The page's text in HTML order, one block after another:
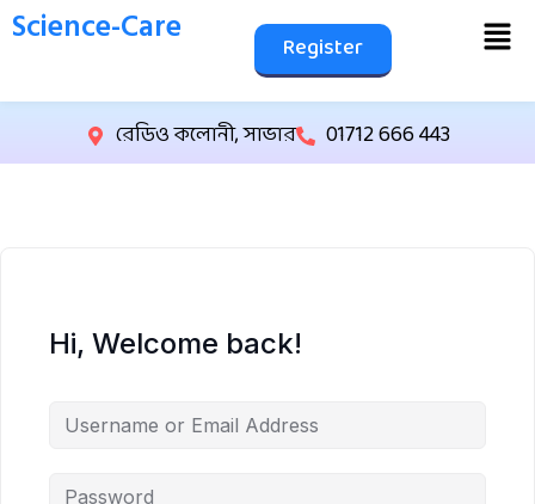
Science-Care Register
রেডিও কলোনী, সাভার 01712 666 443
Hi, Welcome back!